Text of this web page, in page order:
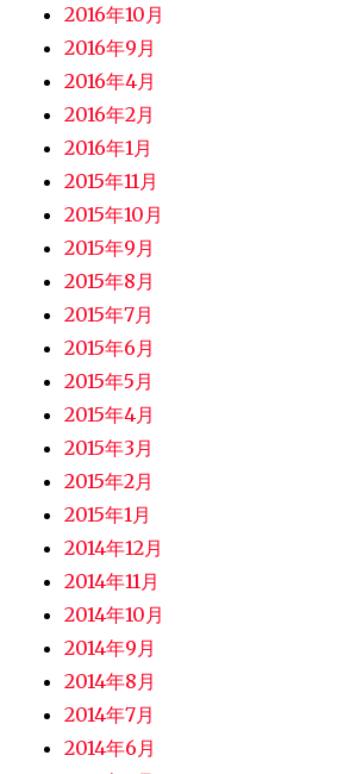
2016年10月
2016年9月
2016年4月
2016年2月
2016年1月
2015年11月
2015年10月
2015年9月
2015年8月
2015年7月
2015年6月
2015年5月
2015年4月
2015年3月
2015年2月
2015年1月
2014年12月
2014年11月
2014年10月
2014年9月
2014年8月
2014年7月
2014年6月